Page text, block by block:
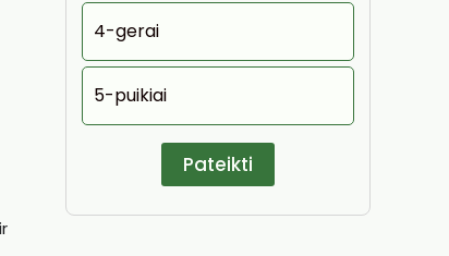
4-gerai
5-puikiai